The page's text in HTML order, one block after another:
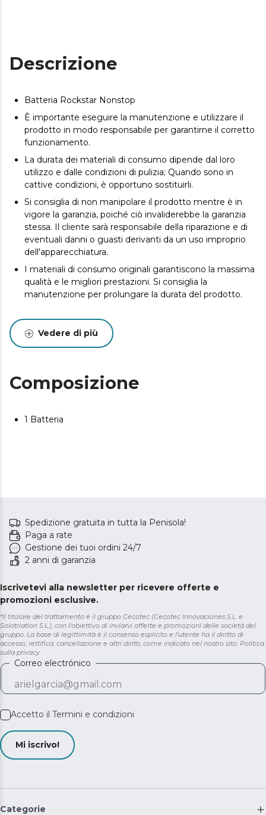
Descrizione
Batteria Rockstar Nonstop
È importante eseguire la manutenzione e utilizzare il
prodotto in modo responsabile per garantirne il corretto
funzionamento.
La durata dei materiali di consumo dipende dal loro
utilizzo e dalle condizioni di pulizia; Quando sono in
cattive condizioni, è opportuno sostituirli.
Si consiglia di non manipolare il prodotto mentre è in
vigore la garanzia, poiché ciò invaliderebbe la garanzia
stessa. Il cliente sarà responsabile della riparazione e di
eventuali danni o guasti derivanti da un uso improprio
dell'apparecchiatura.
I materiali di consumo originali garantiscono la massima
qualità e le migliori prestazioni. Si consiglia la
manutenzione per prolungare la durata del prodotto.
Vedere di più
Composizione
1 Batteria
Spedizione gratuita in tutta la Penisola!
Paga a rate
Gestione dei tuoi ordini 24/7
2 anni di garanzia
Iscrivetevi alla newsletter per ricevere offerte e
promozioni esclusive.
*Il titolare del trattamento è il gruppo Cecotec (Cecotec Innovaciones S.L. e
Solotriatlon S.L.), con l'obiettivo di inviarvi offerte e promozioni delle società del
gruppo. La base di legittimità è il consenso esplicito e l'utente ha il diritto di
accesso, rettifica, cancellazione e altri diritti, come indicato nel nostro sito. Politica
sulla privacy
Correo electrónico
Accetto il Termini e condizioni
Mi iscrivo!
Categorie